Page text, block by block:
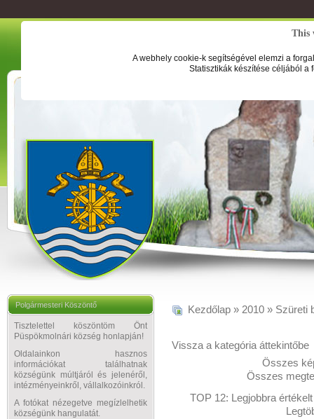
This
A webhely cookie-k segítségével elemzi a
Statisztikák készítése céljából a
Polgármesteri Köszöntő
Tisztelettel köszöntöm Önt
Püspökmolnári község honlapján!
Oldalainkon hasznos
információkat találhatnak
községünk múltjáról és jelenéről,
intézményeinkről, vállalkozóinkról.
A fotókat nézegetve megízlelhetik
községünk hangulatát.
Kezdőlap » 2010 » Szüreti
Vissza a kategória áttekintőbe
Összes
Összes
TOP 12: Legjobbra értékelt